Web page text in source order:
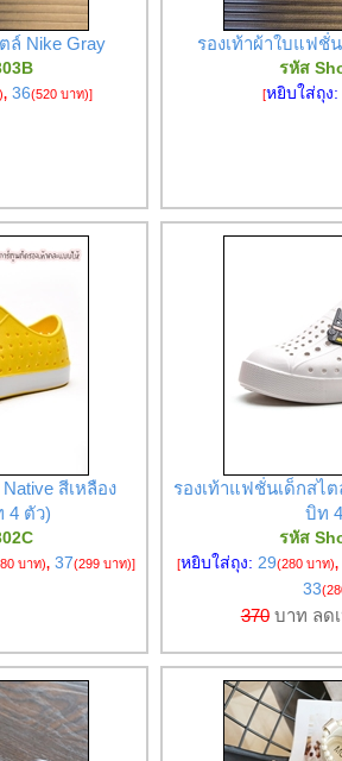
ล์ Nike Gray
, 36(520 บาท)]
รองเท้าผ้าใบแฟชั่
รหัส
[หยิบใส่ถุง:
สีเหลือง
4 ตัว)
บาท), 37(299 บาท)]
รองเท้าแฟชั่นเด็กสไ
บิท
รหัส
[หยิบใส่ถุง: 29(280 บาท),
33
370บาท ลด